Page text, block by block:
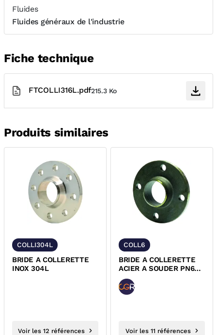
Fluides
Fluides généraux de l'industrie
Fiche technique
FTCOLLI316L.pdf215.3 Ko
Produits similaires
COLLI304L
BRIDE A COLLERETTE
INOX 304L
Voir les 12 références
COLL6
BRIDE A COLLERETTE
ACIER A SOUDER PN6
EN1092-1
Voir les 11 références